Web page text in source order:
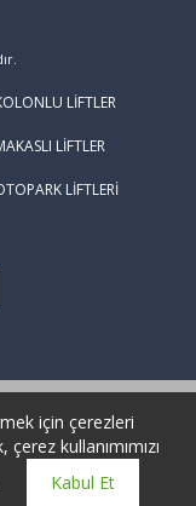
için çerezleri
kullanımımızı
Kabul Et
LİFTLER
LİFTLER
LİFTLERİ
No:8
72 (pbx)